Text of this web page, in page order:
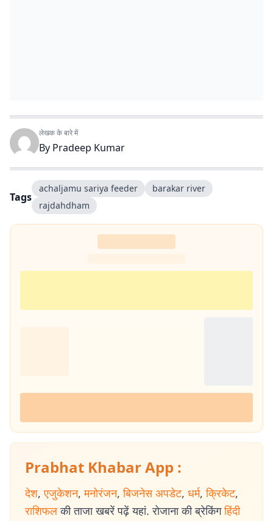
लेखक के बारे में
By Pradeep Kumar
Tags
achaljamu sariya feeder
barakar river
rajdahdham
Prabhat Khabar App :
देश, एजुकेशन, मनोरंजन, बिजनेस अपडेट, धर्म, क्रिकेट,
राशिफल की ताजा खबरें पढ़ें यहां. रोजाना की ब्रेकिंग हिंदी